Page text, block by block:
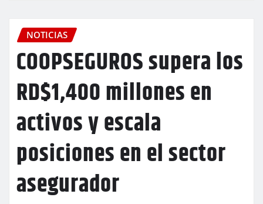
NOTICIAS
COOPSEGUROS supera los
RD$1,400 millones en
activos y escala
posiciones en el sector
asegurador